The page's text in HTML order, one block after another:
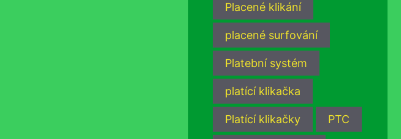
Placené klikání
placené surfování
Platební systém
platící klikačka
Platící klikačky PTC